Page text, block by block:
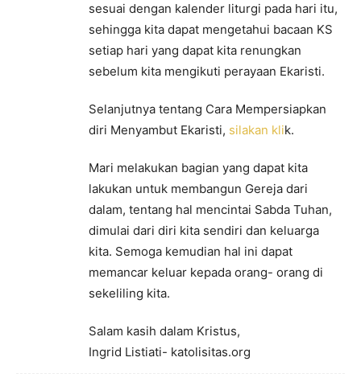
sesuai dengan kalender liturgi pada hari itu,
sehingga kita dapat mengetahui bacaan KS
setiap hari yang dapat kita renungkan
sebelum kita mengikuti perayaan Ekaristi.
Selanjutnya tentang Cara Mempersiapkan
diri Menyambut Ekaristi, silakan klik.
Mari melakukan bagian yang dapat kita
lakukan untuk membangun Gereja dari
dalam, tentang hal mencintai Sabda Tuhan,
dimulai dari diri kita sendiri dan keluarga
kita. Semoga kemudian hal ini dapat
memancar keluar kepada orang- orang di
sekeliling kita.
Salam kasih dalam Kristus,
Ingrid Listiati- katolisitas.org